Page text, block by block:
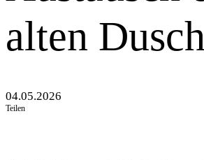
alten
04.05.2026
Teilen